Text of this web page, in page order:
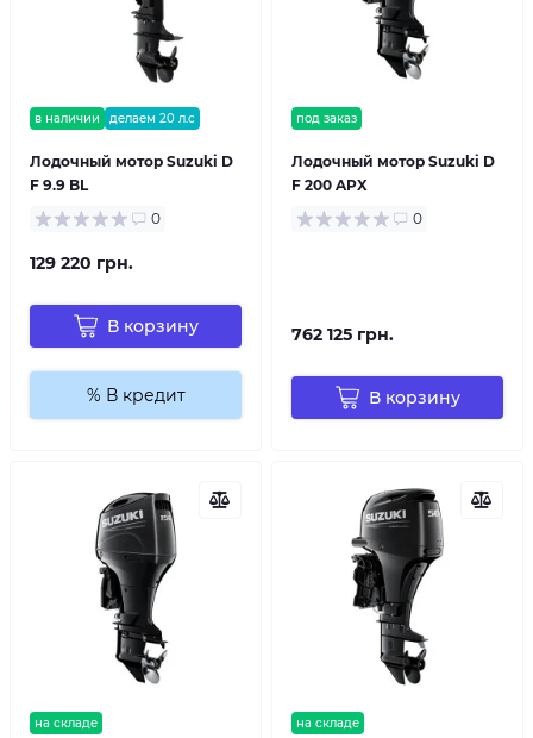
в наличии делаем 20 л.с
Лодочный мотор Suzuki D
F 9.9 BL
0
129 220 грн.
В корзину
% В кредит
под заказ
Лодочный мотор Suzuki D
F 200 APX
0
762 125 грн.
В корзину
на складе на складе